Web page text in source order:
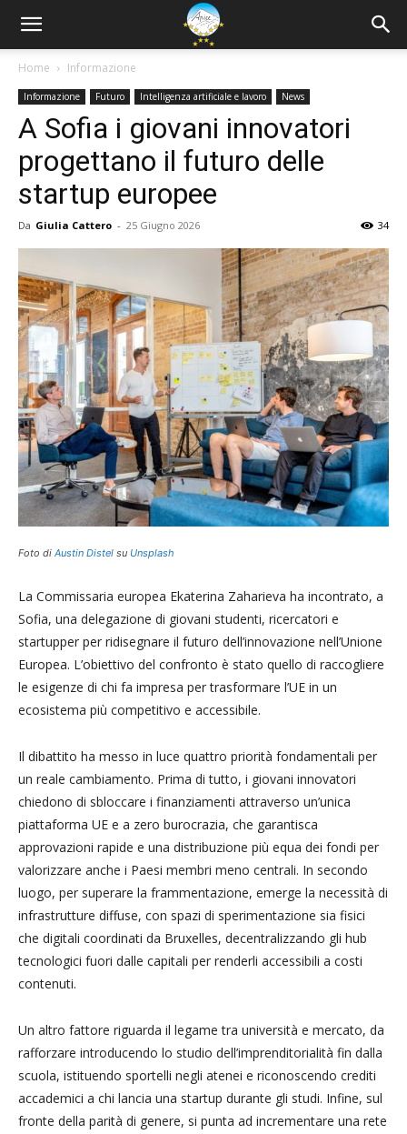
Home Informazione
Informazione Futuro Intelligenza artificiale e lavoro News
A Sofia i giovani innovatori
progettano il futuro delle
startup europee
Da Giulia Cattero - 25 Giugno 2026 34
Foto di Austin Distel su Unsplash
La Commissaria europea Ekaterina Zaharieva ha incontrato, a
Sofia, una delegazione di giovani studenti, ricercatori e
startupper per ridisegnare il futuro dell’innovazione nell’Unione
Europea. L’obiettivo del confronto è stato quello di raccogliere
le esigenze di chi fa impresa per trasformare l’UE in un
ecosistema più competitivo e accessibile.
Il dibattito ha messo in luce quattro priorità fondamentali per
un reale cambiamento. Prima di tutto, i giovani innovatori
chiedono di sbloccare i finanziamenti attraverso un’unica
piattaforma UE e a zero burocrazia, che garantisca
approvazioni rapide e una distribuzione più equa dei fondi per
valorizzare anche i Paesi membri meno centrali. In secondo
luogo, per superare la frammentazione, emerge la necessità di
infrastrutture diffuse, con spazi di sperimentazione sia fisici
che digitali coordinati da Bruxelles, decentralizzando gli hub
tecnologici fuori dalle capitali per renderli accessibili a costi
contenuti.
Un altro fattore riguarda il legame tra università e mercato, da
rafforzare introducendo lo studio dell’imprenditorialità fin dalla
scuola, istituendo sportelli negli atenei e riconoscendo crediti
accademici a chi lancia una startup durante gli studi. Infine, sul
fronte della parità di genere, si punta ad incrementare una rete